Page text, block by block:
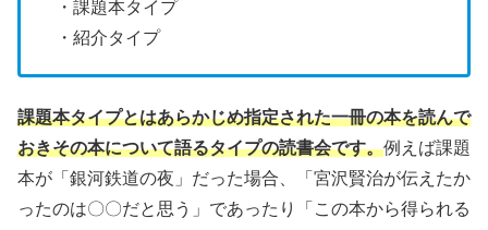
・課題本タイプ
・紹介タイプ
課題本タイプとはあらかじめ指定された一冊の本を読んで
おきその本について語るタイプの読書会です。例えば課題
本が「銀河鉄道の夜」だった場合、「宮沢賢治が伝えたか
ったのは〇〇だと思う」であったり「この本から得られる